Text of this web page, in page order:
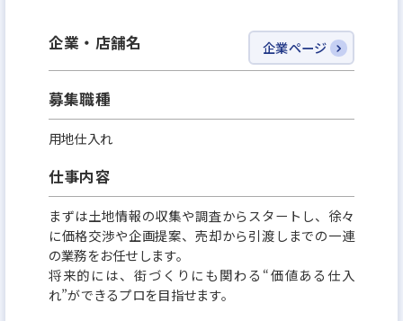
共に価値を積み重ね、未来を開いていく仲間として、
あなたの力を活かしてみませんか？
企業・店舗名 企業ページ
募集職種
用地仕入れ
仕事内容
まずは土地情報の収集や調査からスタートし、徐々
に価格交渉や企画提案、売却から引渡しまでの一連
の業務をお任せします。
将来的には、街づくりにも関わる“価値ある仕入
れ”ができるプロを目指せます。